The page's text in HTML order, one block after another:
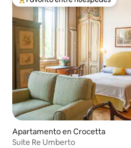
Favorito entre huéspedes preferido
Apartamento en Crocetta
Suite Re Umberto